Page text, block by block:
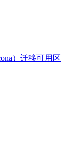
）迁移可用区